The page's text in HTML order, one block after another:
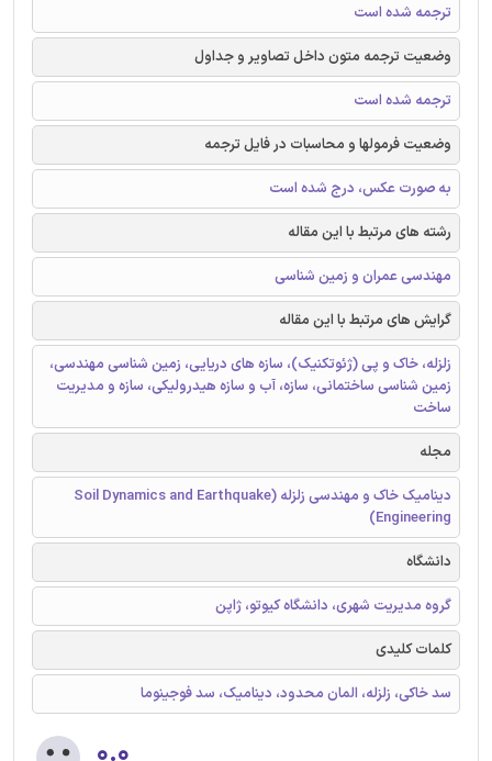
ترجمه شده است
وضعیت ترجمه متون داخل تصاویر و جداول
ترجمه شده است
وضعیت فرمولها و محاسبات در فایل ترجمه
به صورت عکس، درج شده است
رشته های مرتبط با این مقاله
مهندسی عمران و زمین شناسی
گرایش های مرتبط با این مقاله
زلزله، خاک و پی (ژئوتکنیک)، سازه های دریایی، زمین شناسی مهندسی،
زمین شناسی ساختمانی، سازه، آب و سازه هیدرولیکی، سازه و مدیریت
ساخت
مجله
دینامیک خاک و مهندسی زلزله (Soil Dynamics and Earthquake
Engineering)
دانشگاه
گروه مدیریت شهری، دانشگاه کیوتو، ژاپن
کلمات کلیدی
سد خاکی، زلزله، المان محدود، دینامیک، سد فوجینوما